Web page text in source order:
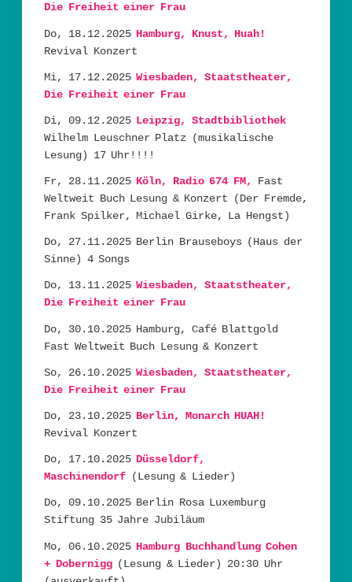
Die Freiheit einer Frau
Do, 18.12.2025 Hamburg, Knust, Huah!
Revival Konzert
Mi, 17.12.2025Wiesbaden, Staatstheater,
Die Freiheit einer Frau
Di, 09.12.2025 Leipzig, Stadtbibliothek
Wilhelm Leuschner Platz (musikalische
Lesung) 17 Uhr!!!!
Fr, 28.11.2025 Köln, Radio 674 FM,
Fast
Weltweit Buch Lesung & Konzert (Der Fremde,
Frank Spilker, Michael Girke, La Hengst)
Do, 27.11.2025 Berlin Brauseboys (Haus der
Sinne) 4 Songs
Do, 13.11.2025Wiesbaden, Staatstheater,
Die Freiheit einer Frau
Do, 30.10.2025 Hamburg, Café Blattgold
Fast Weltweit Buch Lesung & Konzert
So, 26.10.2025Wiesbaden, Staatstheater,
Die Freiheit einer Frau
Do, 23.10.2025 Berlin, Monarch HUAH!
Revival Konzert
Do, 17.10.2025 Düsseldorf,
Maschinendorf (Lesung & Lieder)
Do, 09.10.2025 Berlin Rosa Luxemburg
Stiftung 35 Jahre Jubiläum
Mo, 06.10.2025 Hamburg Buchhandlung Cohen
+ Dobernigg(Lesung & Lieder) 20:30 Uhr